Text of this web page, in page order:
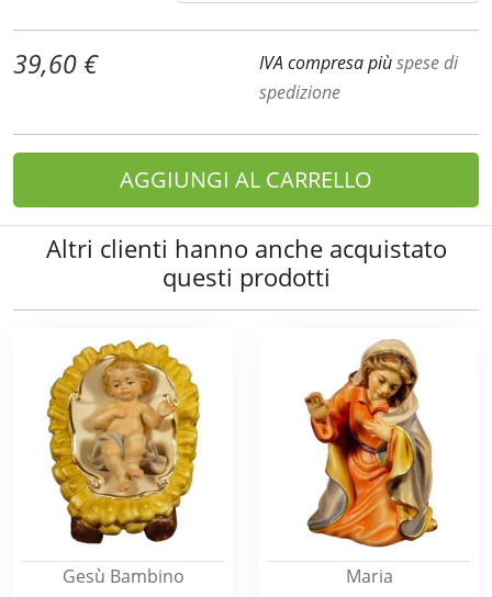
39,60 € IVA compresa piùspese di
spedizione
AGGIUNGI AL CARRELLO
Altri clienti hanno anche acquistato
questi prodotti
Gesù Bambino Maria